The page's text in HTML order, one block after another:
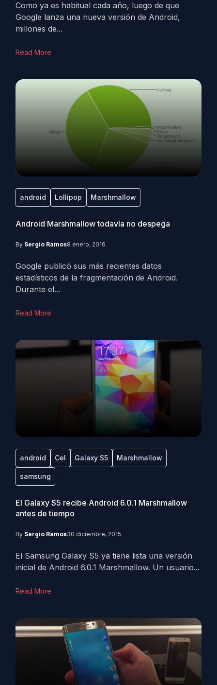
Como ya es habitual cada año, luego de que
Google lanza una nueva versión de Android,
millones de...
Read More
android Lollipop Marshmallow
Android Marshmallow todavía no despega
By Sergio Ramos8 enero, 2016
Google publicó sus más recientes datos
estadísticos de la fragmentación de Android.
Durante el...
Read More
android Cel Galaxy S5 Marshmallow
samsung
El Galaxy S5 recibe Android 6.0.1 Marshmallow
antes de tiempo
By Sergio Ramos30 diciembre, 2015
El Samsung Galaxy S5 ya tiene lista una versión
inicial de Android 6.0.1 Marshmallow. Un usuario...
Read More